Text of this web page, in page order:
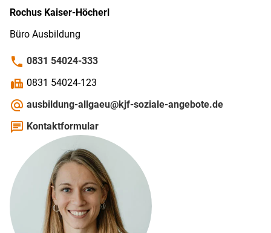
Rochus Kaiser-Höcherl
Büro Ausbildung
phone 0831 54024-333
fax 0831 54024-123
alternate_email ausbildung-allgaeu@kjf-soziale-angebote.de
chat Kontaktformular